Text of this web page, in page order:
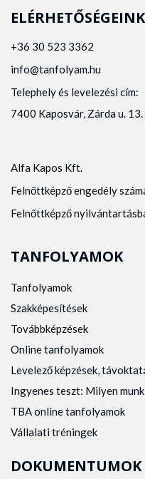
ELÉRHETŐSÉGEINK
+36 30 523 3362
info@tanfolyam.hu
Telephely és levelezési cím:
7400 Kaposvár, Zárda u. 13.
Alfa Kapos Kft.
Felnőttképző engedély
Felnőttképző
TANFOLYAMOK
Tanfolyamok
Szakképesítések
Továbbképzések
Online tanfolyamok
Levelező képzések,
Ingyenes teszt: Milyen
TBA online tanfolyamok
Vállalati tréningek
DOKUMENTUMOK